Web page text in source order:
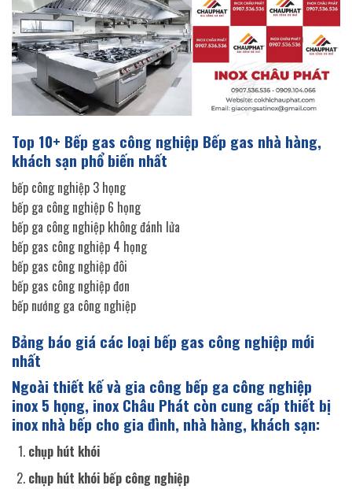
Top 10+ Bếp gas công nghiệp Bếp gas nhà hàng,
khách sạn phổ biến nhất
bếp công nghiệp 3 họng
bếp ga công nghiệp 6 họng
bếp ga công nghiệp không đánh lửa
bếp gas công nghiệp 4 họng
bếp gas công nghiệp đôi
bếp gas công nghiệp đơn
bếp nướng ga công nghiệp
Bảng báo giá các loại bếp gas công nghiệp mới
nhất
Ngoài thiết kế và gia công bếp ga công nghiệp
inox 5 họng, inox Châu Phát còn cung cấp thiết bị
inox nhà bếp cho gia đình, nhà hàng, khách sạn:
chụp hút khói
chụp hút khói bếp công nghiệp